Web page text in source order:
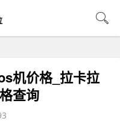
机价格_拉卡拉
查询